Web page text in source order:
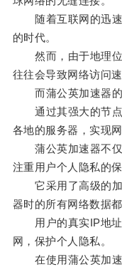
随着互联网的迅速
的时代。
然而，由于地理位
往往会导致网络访问
而蒲公英加速器的
通过其强大的节点
各地的服务器，实现
蒲公英加速器不仅
注重用户个人隐私的保
它采用了高级的加
器时的所有网络数据都
用户的真实IP地址
网，保护个人隐私。
在使用蒲公英加速